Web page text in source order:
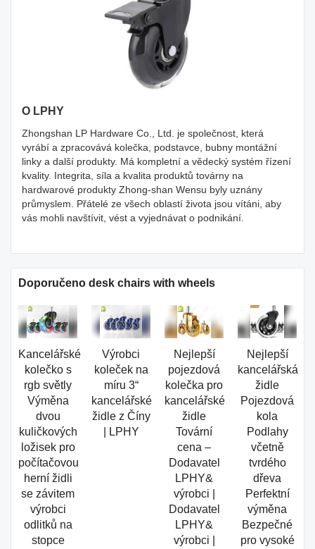
O LPHY
Zhongshan LP Hardware Co., Ltd. je společnost, která
vyrábí a zpracovává kolečka, podstavce, bubny montážní
linky a další produkty. Má kompletní a vědecký systém řízení
kvality. Integrita, síla a kvalita produktů továrny na
hardwarové produkty Zhong-shan Wensu byly uznány
průmyslem. Přátelé ze všech oblastí života jsou vítáni, aby
vás mohli navštívit, vést a vyjednávat o podnikání.
Doporučeno desk chairs with wheels
Kancelářské
kolečko s
rgb světly
Výměna
dvou
kuličkových
ložisek pro
počítačovou
herní židli
se závitem
výrobci
odlitků na
stopce
Výrobci
koleček na
míru 3“
kancelářské
židle z Číny
| LPHY
Nejlepší
pojezdová
kolečka pro
kancelářské
židle
Tovární
cena –
Dodavatel
LPHY&
výrobci |
Dodavatel
LPHY&
výrobci |
Nejlepší
kancelářská
židle
Pojezdová
kola
Podlahy
včetně
tvrdého
dřeva
Perfektní
výměna
Bezpečné
pro vysoké